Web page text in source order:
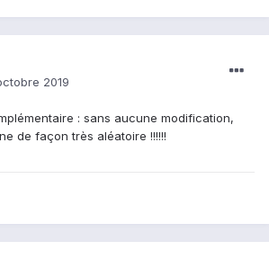
2019
: sans aucune modification,
de façon très aléatoire !!!!!!